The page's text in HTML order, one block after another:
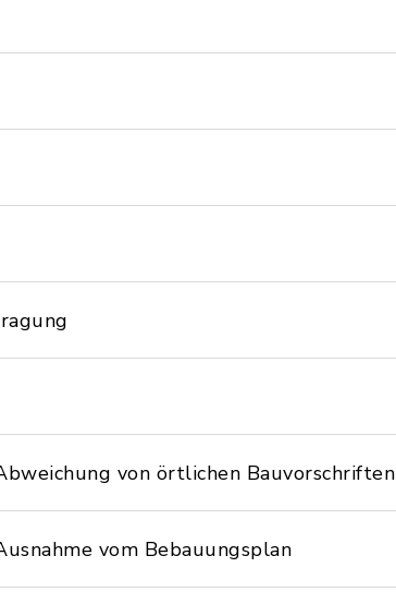
von örtlichen Bauvorschriften
vom Bebauungsplan